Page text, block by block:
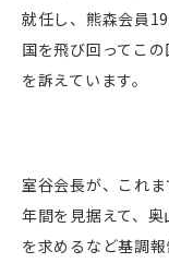
就任し、熊森会員
国を飛び回ってこ
を訴えています。
室谷会長が、これ
年間を見据えて、
を求めるなど基調